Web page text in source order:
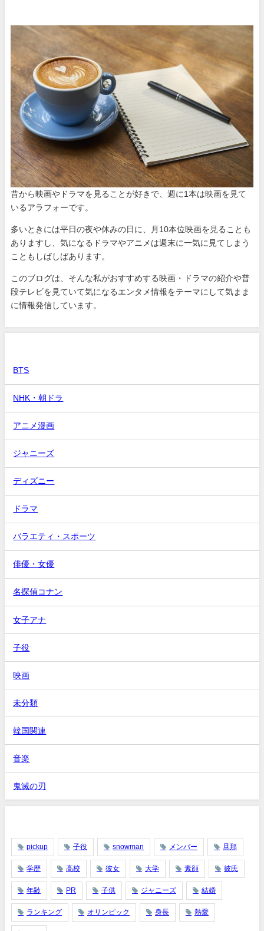
昔から映画やドラマを見ることが好きで、週に1本は映画を見て
いるアラフォーです。
多いときには平日の夜や休みの日に、月10本位映画を見ることも
ありますし、気になるドラマやアニメは週末に一気に見てしまう
こともしばしばあります。
このブログは、そんな私がおすすめする映画・ドラマの紹介や普
段テレビを見ていて気になるエンタメ情報をテーマにして気まま
に情報発信しています。
BTS
NHK・朝ドラ
アニメ漫画
ジャニーズ
ディズニー
ドラマ
バラエティ・スポーツ
俳優・女優
名探偵コナン
女子アナ
子役
映画
未分類
韓国関連
音楽
鬼滅の刃
pickup 子役 snowman メンバー 旦那
学歴 高校 彼女 大学 素顔 彼氏
年齢 PR 子供 ジャニーズ 結婚
ランキング オリンピック 身長 熱愛